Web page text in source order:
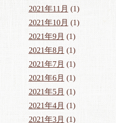
2021年11月 (1)
2021年10月 (1)
2021年9月 (1)
2021年8月 (1)
2021年7月 (1)
2021年6月 (1)
2021年5月 (1)
2021年4月 (1)
2021年3月 (1)